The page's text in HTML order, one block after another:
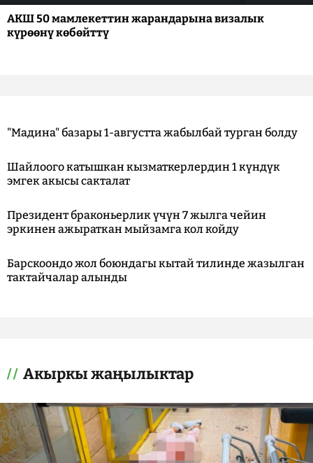
АКШ 50 мамлекеттин жарандарына визалык
күрөөнү көбөйттү
"Мадина" базары 1-августта жабылбай турган болду
Шайлоого катышкан кызматкерлердин 1 күндүк
эмгек акысы сакталат
Президент браконьерлик үчүн 7 жылга чейин
эркинен ажыраткан мыйзамга кол койду
Барскоондо жол боюндагы кытай тилинде жазылган
тактайчалар алынды
Акыркы жаңылыктар